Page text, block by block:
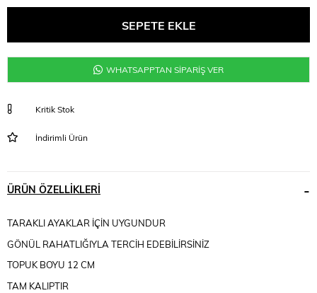
WHATSAPPTAN SİPARİŞ VER
Kritik Stok
İndirimli Ürün
ÜRÜN ÖZELLIKLERI
TARAKLI AYAKLAR İÇİN UYGUNDUR
GÖNÜL RAHATLIĞIYLA TERCİH EDEBİLİRSİNİZ
TOPUK BOYU 12 CM
TAM KALIPTIR